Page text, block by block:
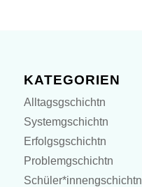
KATEGORIEN
Alltagsgschichtn
Systemgschichtn
Erfolgsgschichtn
Problemgschichtn
Schüler*innengschichtn